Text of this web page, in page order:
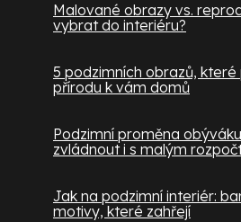
Malované obrazy vs.
vybrat do interiéru?
5 podzimních obrazů, které
přírodu k vám domů
Podzimní proměna
zvládnout i s malým
Jak na podzimní interiér:
motivy, které zahřejí